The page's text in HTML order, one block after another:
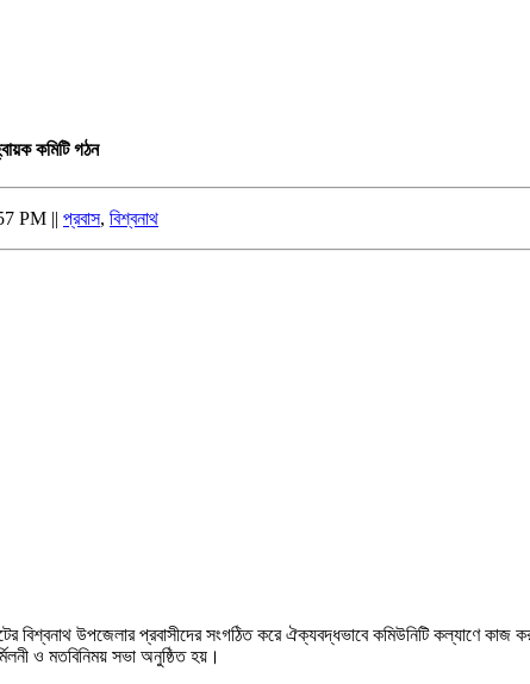
কমিটি গঠন
PM || প্রবাস, বিশ্বনাথ
বিশ্বনাথ উপজেলার প্রবাসীদের সংগঠিত করে ঐক্যবদ্ধভাবে কমিউনিটি কল্যাণে কাজ
ও মতবিনিময় সভা অনুষ্ঠিত হয়।